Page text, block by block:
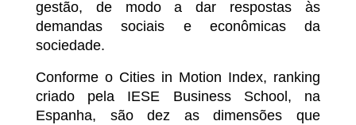
gestão, de modo a dar respostas às
demandas sociais e econômicas da
sociedade.
Conforme o Cities in Motion Index, ranking
criado pela IESE Business School, na
Espanha, são dez as dimensões que